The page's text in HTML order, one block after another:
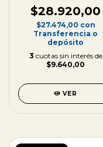
$28.920,00
$27.474,00 con
Transferencia o
depósito
3 cuotas sin interés de
$9.640,00
VER